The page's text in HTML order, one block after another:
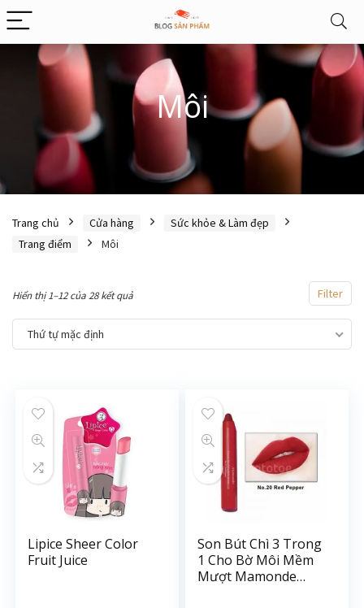
Môi
Trang chủ Cửa hàng
Sức khỏe & Làm đẹp
Trang điểm
Môi
Filter
Hiển thị 1–12 của 28 kết quả
Thứ tự mặc định
Lipice Sheer Color
Fruit Juice
Son Bút Chì 3 Trong
1 Cho Bờ Môi Mềm
Mượt Mamonde